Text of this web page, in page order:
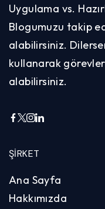
Uygulama vs.
Blogumuzu takip
alabilirsiniz.
kullanarak
alabilirsiniz.
ŞIRKET
Ana Sayfa
Hakkımızda